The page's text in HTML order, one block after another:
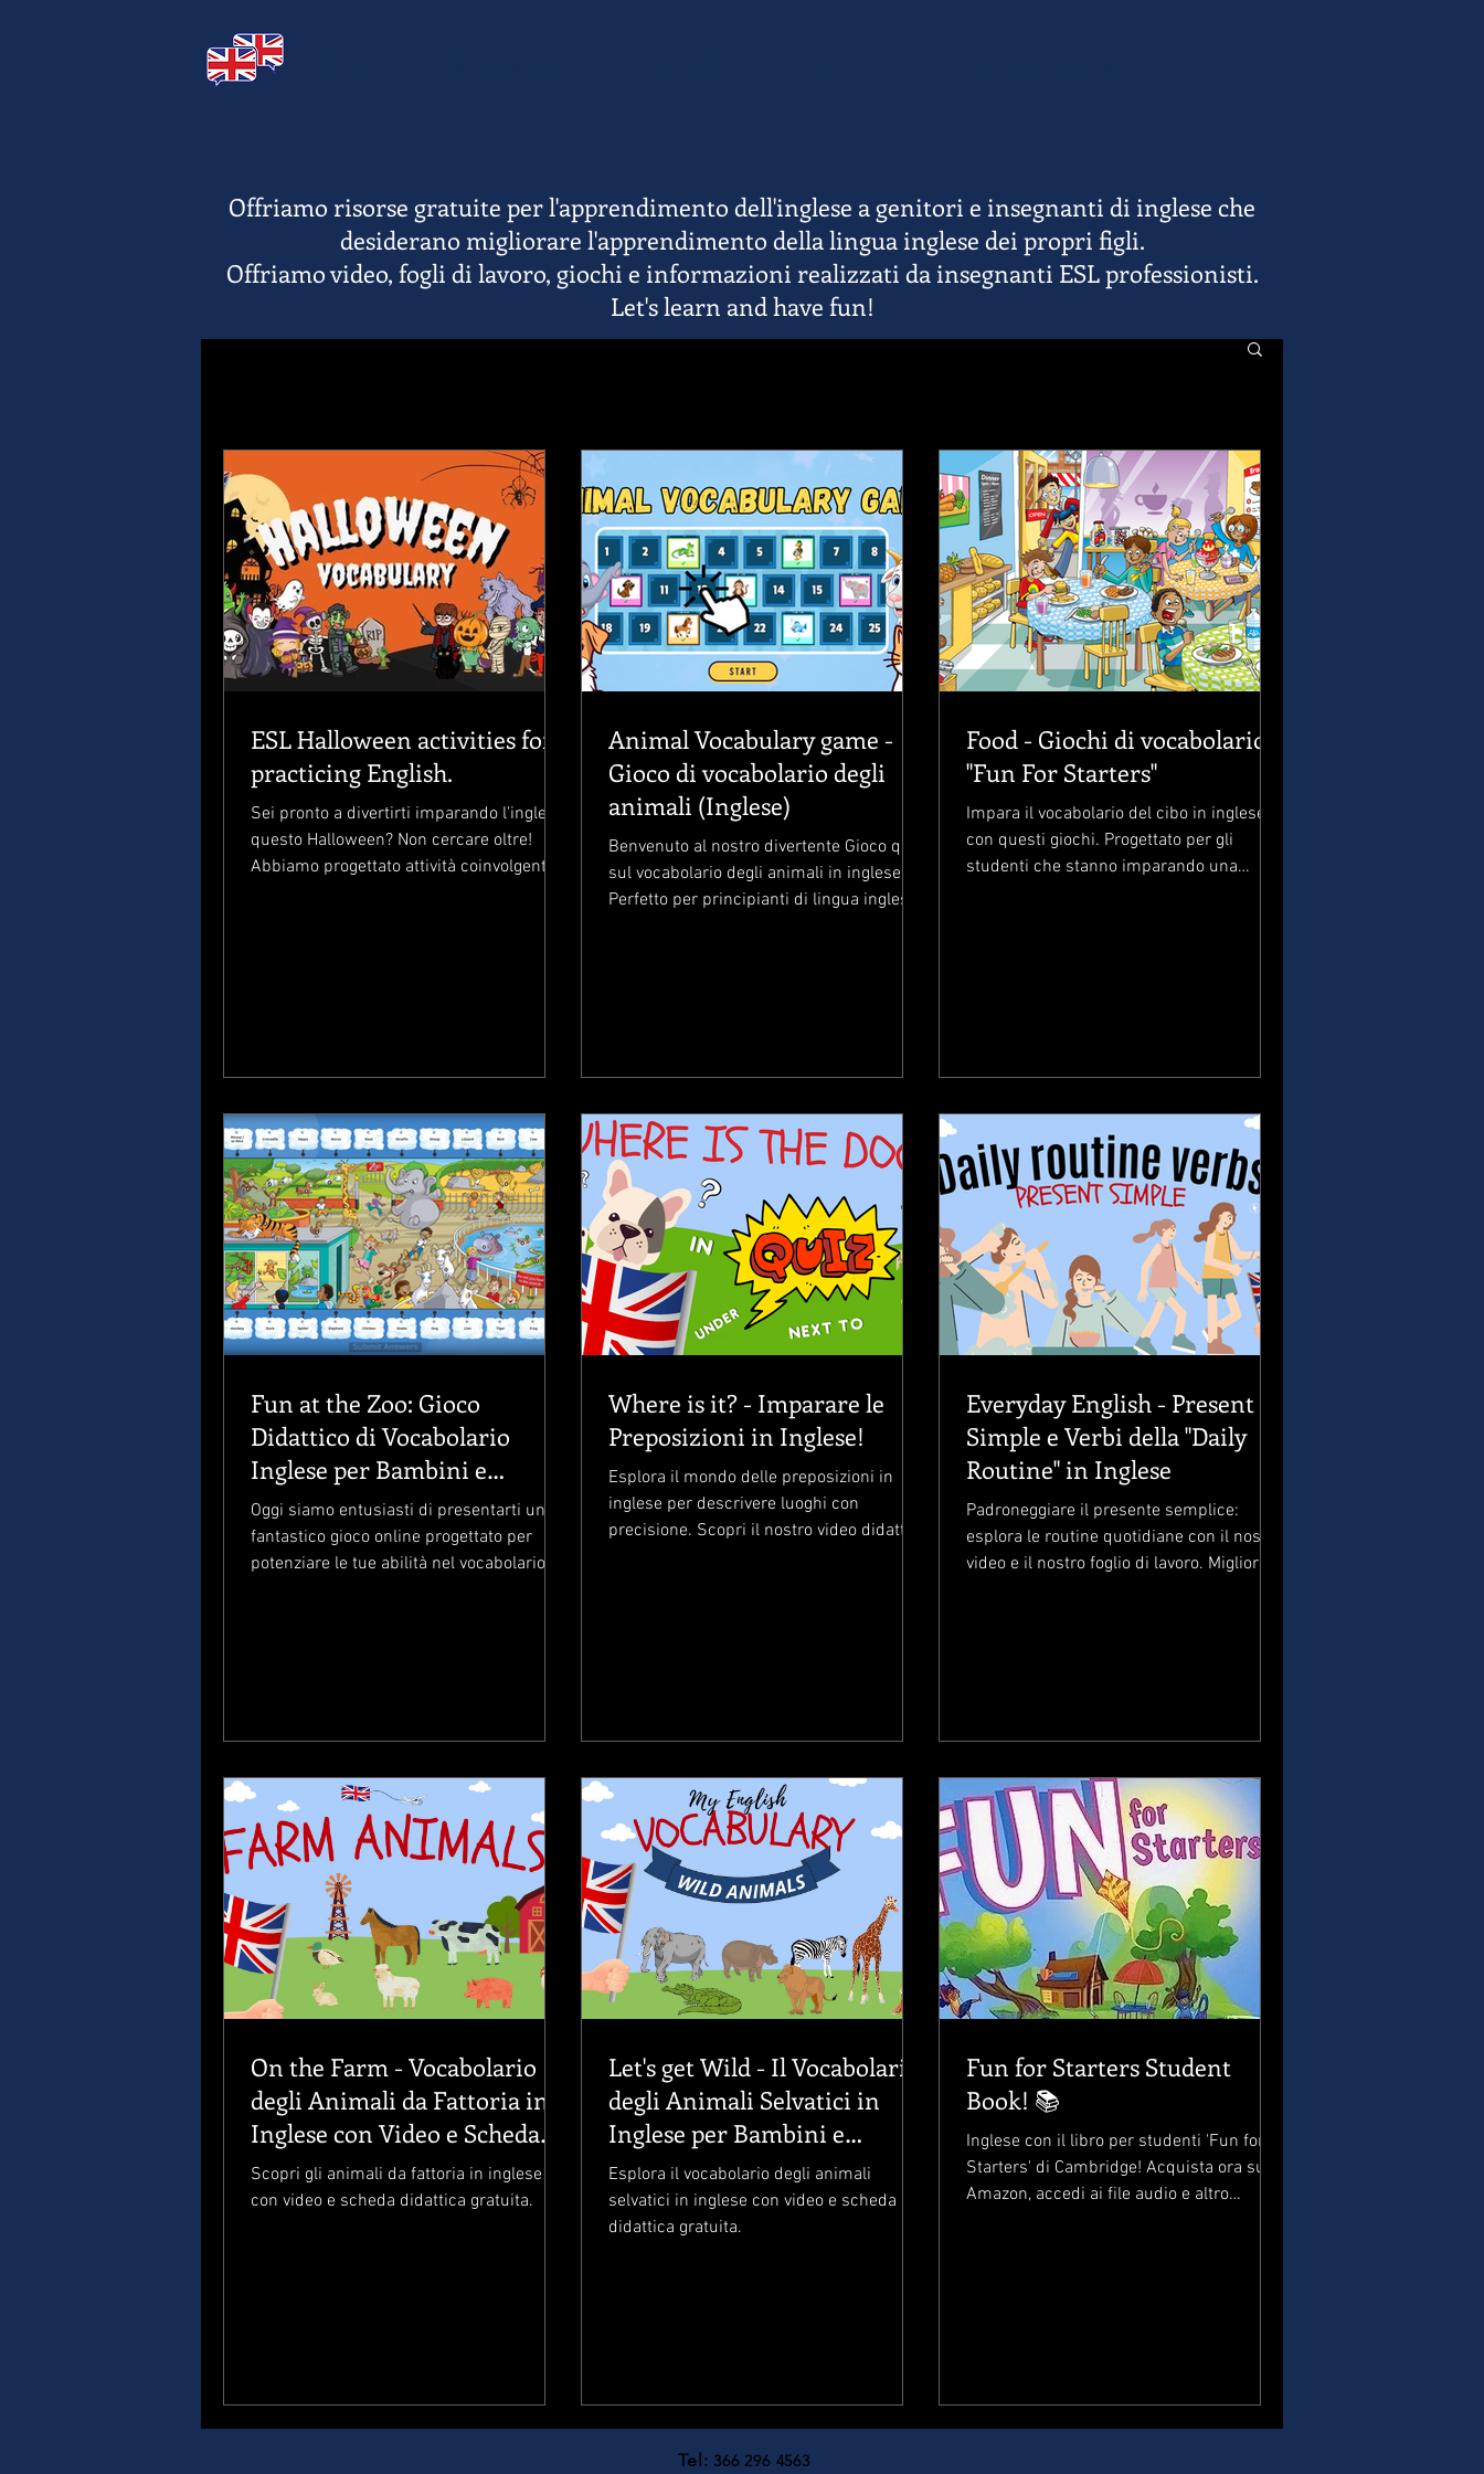
Offriamo risorse gratuite per l'apprendimento dell'inglese a genitori e insegnanti di inglese che
desiderano migliorare l'apprendimento della lingua inglese dei propri figli.
Offriamo video, fogli di lavoro, giochi e informazioni realizzati da insegnanti ESL professionisti.
Let's learn and have fun!
ESL Halloween activities for
practicing English.
Sei pronto a divertirti imparando l'inglese
questo Halloween? Non cercare oltre!
Abbiamo progettato attività coinvolgenti e
Animal Vocabulary game -
Gioco di vocabolario degli
animali (Inglese)
Benvenuto al nostro divertente Gioco quiz
sul vocabolario degli animali in inglese! 🦁
Perfetto per principianti di lingua inglese,
Food - Giochi di vocabolario
"Fun For Starters"
Impara il vocabolario del cibo in inglese
con questi giochi. Progettato per gli
studenti che stanno imparando una
Fun at the Zoo: Gioco
Didattico di Vocabolario
Inglese per Bambini e
Principianti
Oggi siamo entusiasti di presentarti un
fantastico gioco online progettato per
potenziare le tue abilità nel vocabolario
Where is it? - Imparare le
Preposizioni in Inglese!
Esplora il mondo delle preposizioni in
inglese per descrivere luoghi con
precisione. Scopri il nostro video didattico
Everyday English - Present
Simple e Verbi della "Daily
Routine" in Inglese
Padroneggiare il presente semplice:
esplora le routine quotidiane con il nostro
video e il nostro foglio di lavoro. Migliora le
On the Farm - Vocabolario
degli Animali da Fattoria in
Inglese con Video e Scheda
Didattica
Scopri gli animali da fattoria in inglese
con video e scheda didattica gratuita.
Let's get Wild - Il Vocabolario
degli Animali Selvatici in
Inglese per Bambini e
Studenti ESL
Esplora il vocabolario degli animali
selvatici in inglese con video e scheda
didattica gratuita.
Fun for Starters Student
Book! 📚
Inglese con il libro per studenti 'Fun for
Starters' di Cambridge! Acquista ora su
Amazon, accedi ai file audio e altro
Tel: 366 296 4563